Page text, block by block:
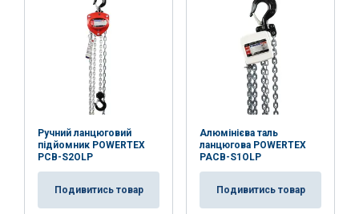
Ручний ланцюговий
підйомник POWERTEX
PCB-S2OLP
Подивитись товар
Алюмінієва таль
ланцюгова POWERTEX
PACB-S1OLP
Подивитись товар
POKAŻ SZCZEGÓŁY